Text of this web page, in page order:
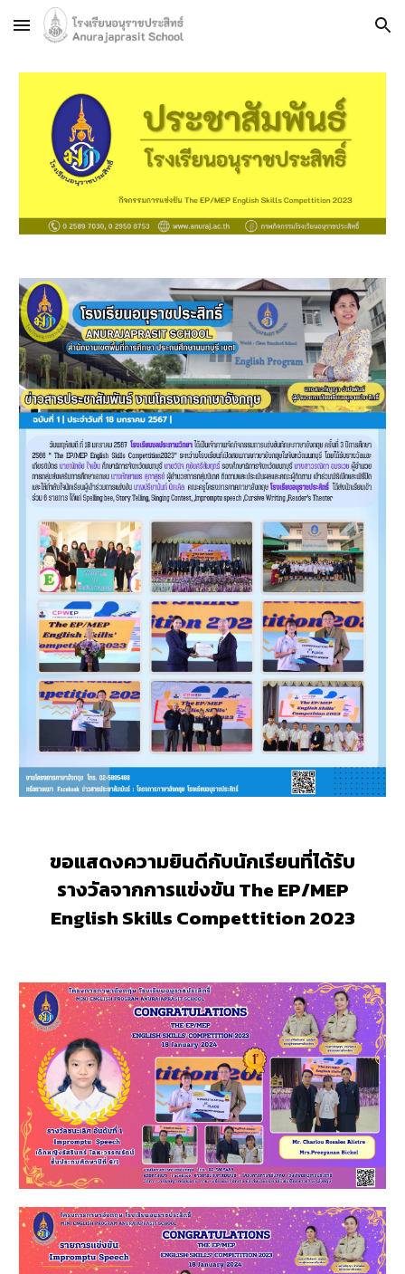
Skip to main content Skip to navigation
ขอแสดงความยินดีกับนักเรียนที่ได้รับ
รางวัลจากการแข่งขัน The EP/MEP
English Skills Compettition 2023